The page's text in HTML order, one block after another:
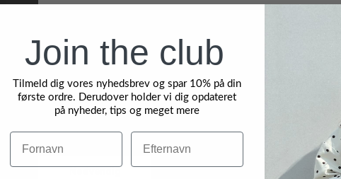
Join the club
Tilmeld dig vores nyhedsbrev og spar 10% på din
første ordre. Derudover holder vi dig opdateret
på nyheder, tips og meget mere
Navn Efternavn